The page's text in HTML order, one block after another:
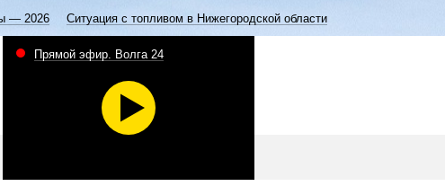
— 2026 Ситуация с топливом в Нижегородской области
Прямой эфир. Волга 24